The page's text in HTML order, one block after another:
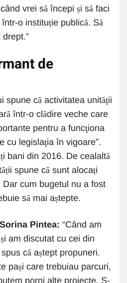
vrei să începi și să faci
o instituție publică. Să
de
spune că activitatea unităţii
într-o clădire veche care
pentru a funcţiona
cu legislaţia în vigoare”.
bani din 2016. De cealaltă
spune că sunt alocați
cum bugetul nu a fost
să mai aștepte.
Pintea: “Când am
am discutat cu cei din
că aștept propuneri.
pași care trebuiau parcuri,
porni alte proiecte. S-